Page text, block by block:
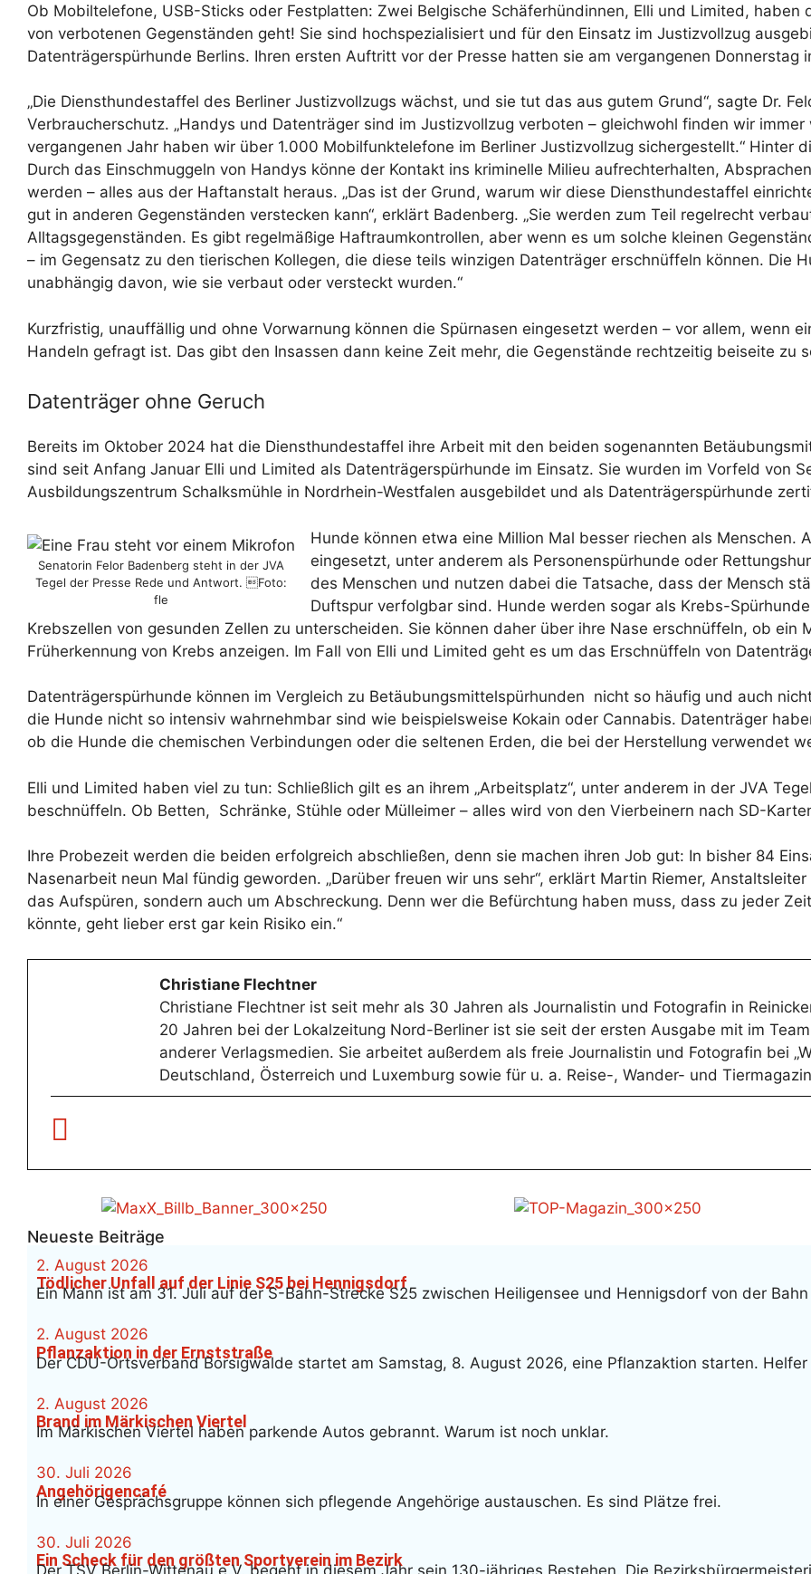
Ob Mobiltelefone, USB-Sticks oder Festplatten: Zwei Belgische Schäferhündinnen, Elli und Limited, haben
von verbotenen Gegenständen geht! Sie sind hochspezialisiert und für den Einsatz im Justizvollzug
Datenträgerspürhunde Berlins. Ihren ersten Auftritt vor der Presse hatten sie am vergangenen Donnerstag
„Die Diensthundestaffel des Berliner Justizvollzugs wächst, und sie tut das aus gutem Grund“, sagte Dr.
Verbraucherschutz. „Handys und Datenträger sind im Justizvollzug verboten – gleichwohl finden wir
vergangenen Jahr haben wir über 1.000 Mobilfunktelefone im Berliner Justizvollzug sichergestellt.“ Hinter
Durch das Einschmuggeln von Handys könne der Kontakt ins kriminelle Milieu aufrechterhalten,
werden – alles aus der Haftanstalt heraus. „Das ist der Grund, warum wir diese Diensthundestaffel
gut in anderen Gegenständen verstecken kann“, erklärt Badenberg. „Sie werden zum Teil regelrecht
Alltagsgegenständen. Es gibt regelmäßige Haftraumkontrollen, aber wenn es um solche kleinen
– im Gegensatz zu den tierischen Kollegen, die diese teils winzigen Datenträger erschnüffeln können. Die
unabhängig davon, wie sie verbaut oder versteckt wurden.“
Kurzfristig, unauffällig und ohne Vorwarnung können die Spürnasen eingesetzt werden – vor allem, wenn
Handeln gefragt ist. Das gibt den Insassen dann keine Zeit mehr, die Gegenstände rechtzeitig beiseite zu
Datenträger ohne Geruch
Bereits im Oktober 2024 hat die Diensthundestaffel ihre Arbeit mit den beiden sogenannten
sind seit Anfang Januar Elli und Limited als Datenträgerspürhunde im Einsatz. Sie wurden im Vorfeld von
Ausbildungszentrum Schalksmühle in Nordrhein-Westfalen ausgebildet und als Datenträgerspürhunde
Senatorin Felor Badenberg steht in der JVA
Tegel der Presse Rede und Antwort. Foto:
fle
Hunde können etwa eine Million Mal besser riechen als Menschen.
eingesetzt, unter anderem als Personenspürhunde oder
des Menschen und nutzen dabei die Tatsache, dass der Mensch
Duftspur verfolgbar sind. Hunde werden sogar als Krebs-
Krebszellen von gesunden Zellen zu unterscheiden. Sie können daher über ihre Nase erschnüffeln, ob
Früherkennung von Krebs anzeigen. Im Fall von Elli und Limited geht es um das Erschnüffeln von
Datenträgerspürhunde können im Vergleich zu Betäubungsmittelspürhunden nicht so häufig und auch
die Hunde nicht so intensiv wahrnehmbar sind wie beispielsweise Kokain oder Cannabis. Datenträger
ob die Hunde die chemischen Verbindungen oder die seltenen Erden, die bei der Herstellung verwendet
Elli und Limited haben viel zu tun: Schließlich gilt es an ihrem „Arbeitsplatz“, unter anderem in der JVA
beschnüffeln. Ob Betten, Schränke, Stühle oder Mülleimer – alles wird von den Vierbeinern nach SD-
Ihre Probezeit werden die beiden erfolgreich abschließen, denn sie machen ihren Job gut: In bisher 84
Nasenarbeit neun Mal fündig geworden. „Darüber freuen wir uns sehr“, erklärt Martin Riemer,
das Aufspüren, sondern auch um Abschreckung. Denn wer die Befürchtung haben muss, dass zu jeder
könnte, geht lieber erst gar kein Risiko ein.“
Christiane Flechtner
Christiane Flechtner ist seit mehr als 30 Jahren als Journalistin und Fotografin in
20 Jahren bei der Lokalzeitung Nord-Berliner ist sie seit der ersten Ausgabe mit im
anderer Verlagsmedien. Sie arbeitet außerdem als freie Journalistin und Fotografin bei
Deutschland, Österreich und Luxemburg sowie für u. a. Reise-, Wander- und
Neueste Beiträge
2. August 2026
Tödlicher Unfall auf der Linie S25 bei Hennigsdorf
Ein Mann ist am 31. Juli auf der S-Bahn-Strecke S25 zwischen Heiligensee und Hennigsdorf von der Bahn
2. August 2026
Pflanzaktion in der Ernststraße
Der CDU-Ortsverband Borsigwalde startet am Samstag, 8. August 2026, eine Pflanzaktion starten.
2. August 2026
Brand im Märkischen Viertel
Im Märkischen Viertel haben parkende Autos gebrannt. Warum ist noch unklar.
30. Juli 2026
Angehörigencafé
In einer Gesprächsgruppe können sich pflegende Angehörige austauschen. Es sind Plätze frei.
30. Juli 2026
Ein Scheck für den größten Sportverein im Bezirk
Der TSV Berlin-Wittenau e.V. begeht in diesem Jahr sein 130-jähriges Bestehen. Die